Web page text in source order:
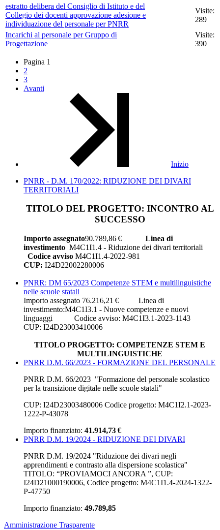
estratto delibera del Consiglio di Istituto e del
Collegio dei docenti approvazione adesione e
individuazione del personale per PNRR
Visite:
289
Incarichi al personale per Gruppo di
Progettazione
Visite:
390
Pagina 1
2
3
Avanti
Inizio
PNRR - D.M. 170/2022: RIDUZIONE DEI DIVARI
TERRITORIALI
TITOLO DEL PROGETTO: INCONTRO AL
SUCCESSO
Importo assegnato90.789,86 € Linea di
investimento M4C1I1.4 - Riduzione dei divari territoriali
Codice avviso M4C1I1.4-2022-981
CUP: I24D22002280006
PNRR: DM 65/2023 Competenze STEM e multilinguistiche
nelle scuole statali
Importo assegnato 76.216,21 € Linea di
investimento:M4C1I3.1 - Nuove competenze e nuovi
linguaggi Codice avviso: M4C1I3.1-2023-1143
CUP: I24D23003410006
TITOLO PROGETTO: COMPETENZE STEM E
MULTILINGUISTICHE
PNRR D.M. 66/2023 - FORMAZIONE DEL PERSONALE
PNRR D.M. 66/2023 "Formazione del personale scolastico
per la transizione digitale nelle scuole statali"
CUP: I24D23003480006 Codice progetto: M4C1I2.1-2023-
1222-P-43078
Importo finanziato: 41.914,73 €
PNRR D.M. 19/2024 - RIDUZIONE DEI DIVARI
PNRR D.M. 19/2024 "Riduzione dei divari negli
apprendimenti e contrasto alla dispersione scolastica"
TITOLO: “PROVIAMOCI ANCORA ”, CUP:
I24D21000190006, Codice progetto: M4C1I1.4-2024-1322-
P-47750
Importo finanziato: 49.789,85
Amministrazione Trasparente